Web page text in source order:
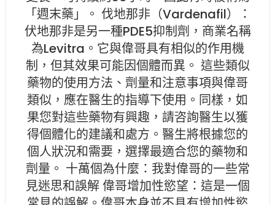
「週末藥」。 伐地那非（Vardenafil）：
伏地那非是另一種PDE5抑制劑，商業名稱
為Levitra。它與偉哥具有相似的作用機
制，但其效果可能因個體而異。 這些類似
藥物的使用方法、劑量和注意事項與偉哥
類似，應在醫生的指導下使用。同樣，如
果您對這些藥物有興趣，請咨詢醫生以獲
得個體化的建議和處方。醫生將根據您的
個人狀況和需要，選擇最適合您的藥物和
劑量。 十萬個為什麼：我對偉哥的一些常
見迷思和誤解 偉哥增加性慾望：這是一個